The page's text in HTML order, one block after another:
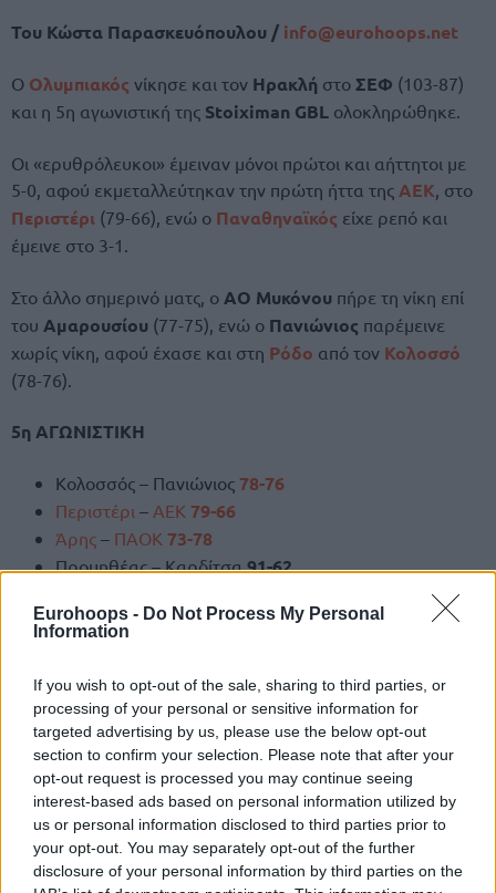
Eurohoops - Do Not Process My Personal
Information
If you wish to opt-out of the sale, sharing to third parties, or
processing of your personal or sensitive information for
targeted advertising by us, please use the below opt-out
section to confirm your selection. Please note that after your
opt-out request is processed you may continue seeing
interest-based ads based on personal information utilized by
us or personal information disclosed to third parties prior to
your opt-out. You may separately opt-out of the further
disclosure of your personal information by third parties on the
Του Κώστα Παρασκευόπουλου / info@eurohoops.net
Ο Ολυμπιακός νίκησε και τον Ηρακλή στο ΣΕΦ (103-87)
και η 5η αγωνιστική της Stoiximan GBL ολοκληρώθηκε.
Οι «ερυθρόλευκοι» έμειναν μόνοι πρώτοι και αήττητοι με
5-0, αφού εκμεταλλεύτηκαν την πρώτη ήττα της ΑΕΚ, στο
Περιστέρι (79-66), ενώ ο Παναθηναϊκός είχε ρεπό και
έμεινε στο 3-1.
Στο άλλο σημερινό ματς, ο ΑΟ Μυκόνου πήρε τη νίκη επί
του Αμαρουσίου (77-75), ενώ ο Πανιώνιος παρέμεινε
χωρίς νίκη, αφού έχασε και στη Ρόδο από τον Κολοσσό
(78-76).
5η ΑΓΩΝΙΣΤΙΚΗ
Κολοσσός – Πανιώνιος 78-76
Περιστέρι – ΑΕΚ 79-66
Άρης – ΠΑΟΚ 73-78
Προμηθέας – Καρδίτσα91-62
Μύκονος – Μαρούσι77-75
Η ΒΑΘΜΟΛΟΓΙΑ